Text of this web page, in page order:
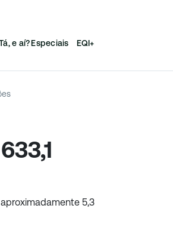
e aí?Especiais EQI+
aproximadamente 5,3